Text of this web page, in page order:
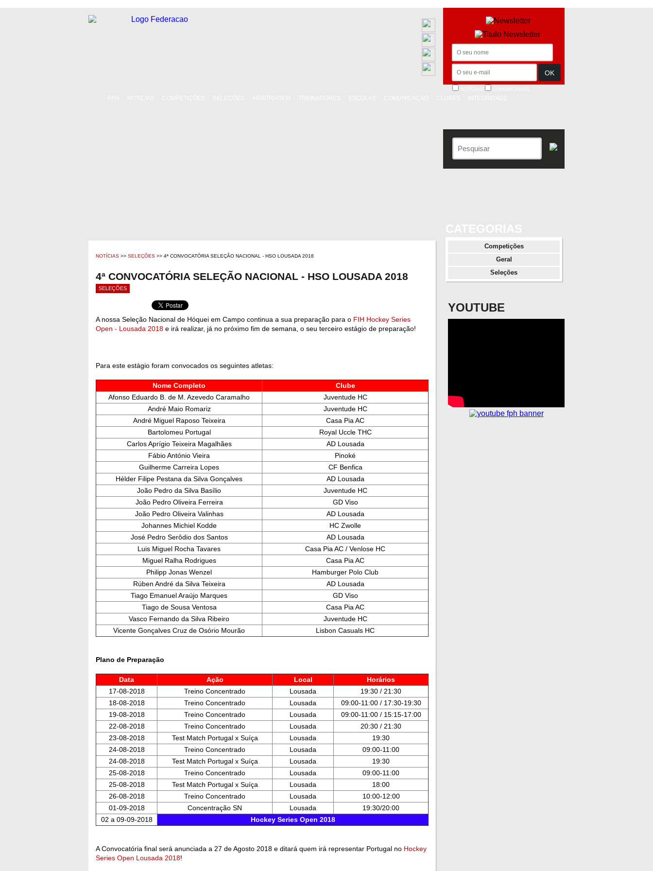
NOTÍCIAS >> SELEÇÕES >> 4ª CONVOCATÓRIA SELEÇÃO NACIONAL - HSO LOUSADA 2018
4ª CONVOCATÓRIA SELEÇÃO NACIONAL - HSO LOUSADA 2018
SELEÇÕES
A nossa Seleção Nacional de Hóquei em Campo continua a sua preparação para o FIH Hockey Series
Open - Lousada 2018 e irá realizar, já no próximo fim de semana, o seu terceiro estágio de preparação!
Para este estágio foram convocados os seguintes atletas:
Nome Completo
Clube
Afonso Eduardo B. de M. Azevedo Caramalho
Juventude HC
André Maio Romariz
Juventude HC
André Miguel Raposo Teixeira
Casa Pia AC
Bartolomeu Portugal
Royal Uccle THC
Carlos Aprígio Teixeira Magalhães
AD Lousada
Fábio António Vieira
Pinoké
Guilherme Carreira Lopes
CF Benfica
Hélder Filipe Pestana da Silva Gonçalves
AD Lousada
João Pedro da Silva Basílio
Juventude HC
João Pedro Oliveira Ferreira
GD Viso
João Pedro Oliveira Valinhas
AD Lousada
Johannes Michiel Kodde
HC Zwolle
José Pedro Serôdio dos Santos
AD Lousada
Luis Miguel Rocha Tavares
Casa Pia AC / Venlose HC
Miguel Ralha Rodrigues
Casa Pia AC
Philipp Jonas Wenzel
Hamburger Polo Club
Rúben André da Silva Teixeira
AD Lousada
Tiago Emanuel Araújo Marques
GD Viso
Tiago de Sousa Ventosa
Casa Pia AC
Vasco Fernando da Silva Ribeiro
Juventude HC
Vicente Gonçalves Cruz de Osório Mourão
Lisbon Casuals HC
Plano de Preparação
Data Ação Local
Horários
17-08-2018
Treino Concentrado Lousada
19:30 / 21:30
18-08-2018
Treino Concentrado Lousada
09:00-11:00 / 17:30-19:30
19-08-2018
Treino Concentrado Lousada
09:00-11:00 / 15:15-17:00
22-08-2018
Treino Concentrado Lousada
20:30 / 21:30
23-08-2018
Test Match Portugal x Suíça Lousada
19:30
24-08-2018
Treino Concentrado Lousada
09:00-11:00
24-08-2018
Test Match Portugal x Suíça Lousada
19:30
25-08-2018
Treino Concentrado Lousada
09:00-11:00
25-08-2018
Test Match Portugal x Suíça Lousada
18:00
26-08-2018
Treino Concentrado Lousada
10:00-12:00
01-09-2018
Concentração SN Lousada
19:30/20:00
02 a 09-09-2018
Hockey Series Open 2018
A Convocatória final será anunciada a 27 de Agosto 2018 e ditará quem irá representar Portugal no Hockey
Series Open Lousada 2018!
Competições
Geral
Seleções
YOUTUBE